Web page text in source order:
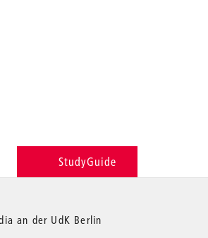
StudyGuide
an der UdK Berlin